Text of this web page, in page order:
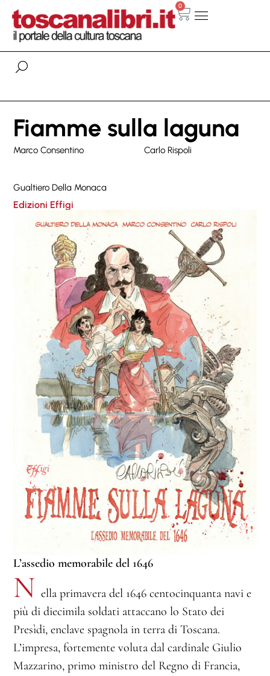
0
Fiamme sulla laguna
Marco Consentino Carlo Rispoli
Gualtiero Della Monaca
Edizioni Effigi
L’assedio memorabile del 1646
N ella primavera del 1646 centocinquanta navi e
più di diecimila soldati attaccano lo Stato dei
Presìdi, enclave spagnola in terra di Toscana.
L’impresa, fortemente voluta dal cardinale Giulio
Mazzarino, primo ministro del Regno di Francia,